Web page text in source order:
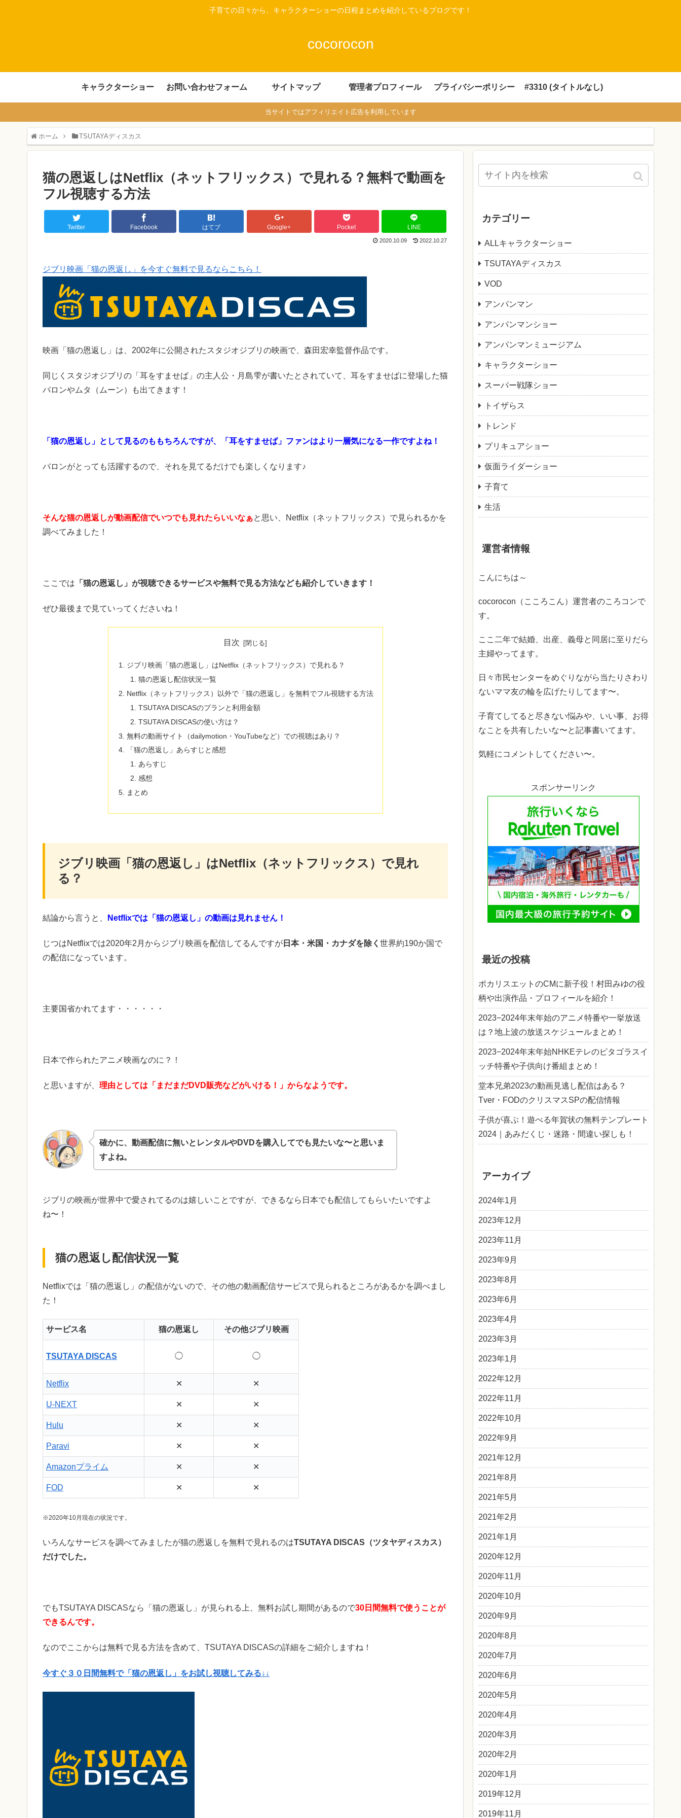
子育ての日々から、キャラクターショーの日程まとめを紹介しているブログです！
cocorocon
キャラクターショー お問い合わせフォーム サイトマップ 管理者プロフィール プライバシーポリシー #3310 (タイトルなし)
当サイトではアフィリエイト広告を利用しています
ホーム TSUTAYAディスカス
猫の恩返しはNetflix（ネットフリックス）で見れる？無料で動画を
フル視聴する方法
Twitter Facebook はてブ Google+ Pocket LINE
2020.10.09 2022.10.27
ジブリ映画「猫の恩返し」を今すぐ無料で見るならこちら！
映画「猫の恩返し」は、2002年に公開されたスタジオジブリの映画で、森田宏幸監督作品です。
同じくスタジオジブリの「耳をすませば」の主人公・月島雫が書いたとされていて、耳をすませばに登場した猫
バロンやムタ（ムーン）も出てきます！
「猫の恩返し」として見るのももちろんですが、「耳をすませば」ファンはより一層気になる一作ですよね！
バロンがとっても活躍するので、それを見てるだけでも楽しくなります♪
そんな猫の恩返しが動画配信でいつでも見れたらいいなぁと思い、Netflix（ネットフリックス）で見られるかを
調べてみました！
ここでは 「猫の恩返し」が視聴できるサービスや無料で見る方法なども紹介していきます！
ぜひ最後まで見ていってくださいね！
目次
ジブリ映画「猫の恩返し」はNetflix（ネットフリックス）で見れる？
猫の恩返し配信状況一覧
Netflix（ネットフリックス）以外で「猫の恩返し」を無料でフル視聴する方法
TSUTAYA DISCASのプランと利用金額
TSUTAYA DISCASの使い方は？
無料の動画サイト（dailymotion・YouTubeなど）での視聴はあり？
「猫の恩返し」あらすじと感想
あらすじ
感想
まとめ
ジブリ映画「猫の恩返し」はNetflix（ネットフリックス）で見れ
る？
結論から言うと、 Netflixでは「猫の恩返し」の動画は見れません！
じつはNetflixでは2020年2月からジブリ映画を配信してるんですが 日本・米国・カナダを除く 世界約190か国で
の配信になっています。
主要国省かれてます・・・・・・
日本で作られたアニメ映画なのに？！
と思いますが、 理由としては「まだまだDVD販売などがいける！」からなようです。
確かに、動画配信に無いとレンタルやDVDを購入してでも見たいな〜と思いま
すよね。
ジブリの映画が世界中で愛されてるのは嬉しいことですが、できるなら日本でも配信してもらいたいですよ
ね〜！
猫の恩返し配信状況一覧
Netflixでは「猫の恩返し」の配信がないので、その他の動画配信サービスで見られるところがあるかを調べまし
た！
サービス名 猫の恩返し その他ジブリ映画
TSUTAYA DISCAS ◯ ◯
Netflix ✕ ✕
U-NEXT ✕ ✕
Hulu ✕ ✕
Paravi ✕ ✕
Amazonプライム ✕ ✕
FOD ✕ ✕
※2020年10月現在の状況です。
いろんなサービスを調べてみましたが猫の恩返しを無料で見れるのはTSUTAYA DISCAS（ツタヤディスカス）
だけでした。
でもTSUTAYA DISCASなら「猫の恩返し」が見られる上、無料お試し期間があるので30日間無料で使うことが
できるんです。
なのでここからは無料で見る方法を含めて、TSUTAYA DISCASの詳細をご紹介しますね！
今すぐ３０日間無料で「猫の恩返し」をお試し視聴してみる↓↓
カテゴリー
ALLキャラクターショー
TSUTAYAディスカス
VOD
アンパンマン
アンパンマンショー
アンパンマンミュージアム
キャラクターショー
スーパー戦隊ショー
トイザらス
トレンド
プリキュアショー
仮面ライダーショー
子育て
生活
運営者情報
こんにちは～
cocorocon（こころこん）運営者のころコンで
す。
ここ二年で結婚、出産、義母と同居に至りだら
主婦やってます。
日々市民センターをめぐりながら当たりさわり
ないママ友の輪を広げたりしてます〜。
子育てしてると尽きない悩みや、いい事、お得
なことを共有したいな〜と記事書いてます。
気軽にコメントしてください〜。
スポンサーリンク
最近の投稿
ポカリスエットのCMに新子役！村田みゆの役
柄や出演作品・プロフィールを紹介！
2023−2024年末年始のアニメ特番や一挙放送
は？地上波の放送スケジュールまとめ！
2023−2024年末年始NHKEテレのピタゴラスイ
ッチ特番や子供向け番組まとめ！
堂本兄弟2023の動画見逃し配信はある？
Tver・FODのクリスマスSPの配信情報
子供が喜ぶ！遊べる年賀状の無料テンプレート
2024｜あみだくじ・迷路・間違い探しも！
アーカイブ
2024年1月
2023年12月
2023年11月
2023年9月
2023年8月
2023年6月
2023年4月
2023年3月
2023年1月
2022年12月
2022年11月
2022年10月
2022年9月
2021年12月
2021年8月
2021年5月
2021年2月
2021年1月
2020年12月
2020年11月
2020年10月
2020年9月
2020年8月
2020年7月
2020年6月
2020年5月
2020年4月
2020年3月
2020年2月
2020年1月
2019年12月
2019年11月